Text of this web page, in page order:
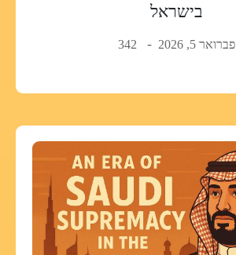
בישראל
פברואר 5, 2026 342